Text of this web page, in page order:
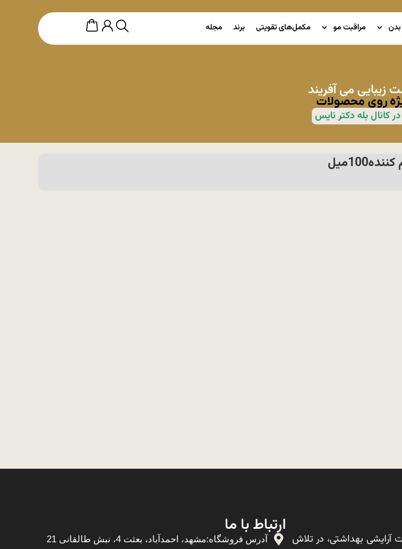
مراقبت مو مکمل‌های تقویتی برند مجله
زیبایی می آفریند
بهداشتی، در تلاش
ارتباط با ما
آدرس فروشگاه:مشهد، احمدآباد، بعثت 4، نبش طالقانی 21